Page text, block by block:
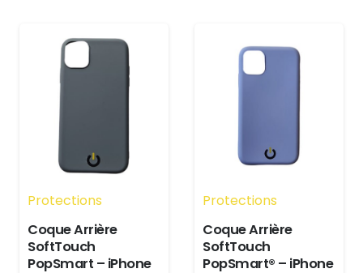
Protections
Coque Arrière
SoftTouch
PopSmart – iPhone
Protections
Coque Arrière
SoftTouch
PopSmart® – iPhone